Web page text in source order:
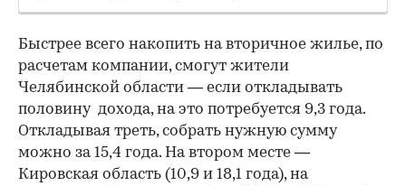
Быстрее всего накопить на вторичное жилье, по
расчетам компании, смогут жители
Челябинской области — если откладывать
половину дохода, на это потребуется 9,3 года.
Откладывая треть, собрать нужную сумму
можно за 15,4 года. На втором месте —
Кировская область (10,9 и 18,1 года), на